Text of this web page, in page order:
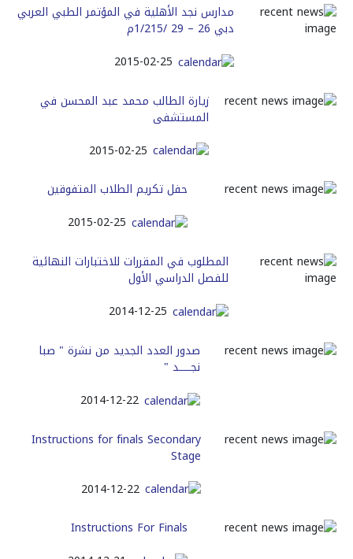
مدارس نجد الأهلية في المؤتمر الطبي العربي
دبي 26 – 29 /1/215م
2015-02-25
زيارة الطالب محمد عبد المحسن في
المستشفى
2015-02-25
حفل تكريم الطلاب المتفوقين
2015-02-25
المطلوب في المقررات للاختبارات النهائية
للفصل الدراسي الأول
2014-12-25
صدور العدد الجديد من نشرة " صبا
نجـــــد "
2014-12-22
Instructions for finals Secondary
Stage
2014-12-22
Instructions For Finals